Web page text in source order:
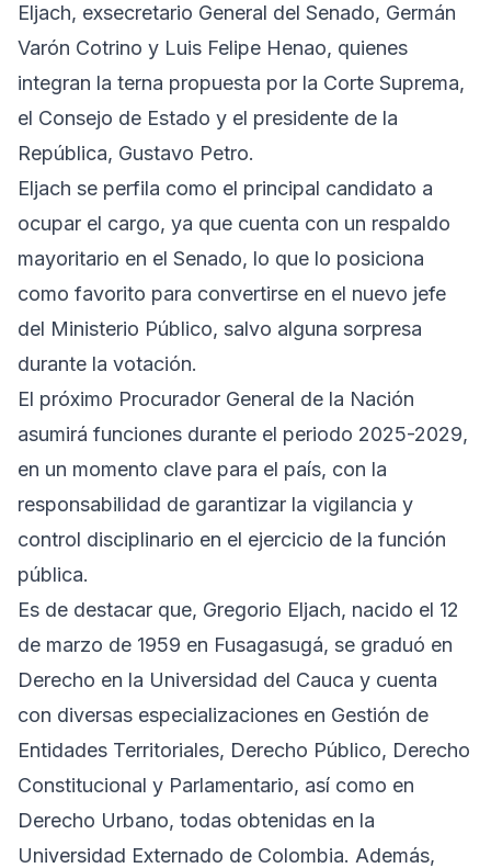
Eljach, exsecretario General del Senado, Germán
Varón Cotrino y Luis Felipe Henao, quienes
integran la terna propuesta por la Corte Suprema,
el Consejo de Estado y el presidente de la
República, Gustavo Petro.
Eljach se perfila como el principal candidato a
ocupar el cargo, ya que cuenta con un respaldo
mayoritario en el Senado, lo que lo posiciona
como favorito para convertirse en el nuevo jefe
del Ministerio Público, salvo alguna sorpresa
durante la votación.
El próximo Procurador General de la Nación
asumirá funciones durante el periodo 2025-2029,
en un momento clave para el país, con la
responsabilidad de garantizar la vigilancia y
control disciplinario en el ejercicio de la función
pública.
Es de destacar que, Gregorio Eljach, nacido el 12
de marzo de 1959 en Fusagasugá, se graduó en
Derecho en la Universidad del Cauca y cuenta
con diversas especializaciones en Gestión de
Entidades Territoriales, Derecho Público, Derecho
Constitucional y Parlamentario, así como en
Derecho Urbano, todas obtenidas en la
Universidad Externado de Colombia. Además,